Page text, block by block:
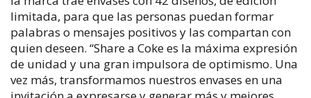
limitada, para que las personas puedan formar
palabras o mensajes positivos y las compartan con
quien deseen. “Share a Coke es la máxima expresión
de unidad y una gran impulsora de optimismo. Una
vez más, transformamos nuestros envases en una